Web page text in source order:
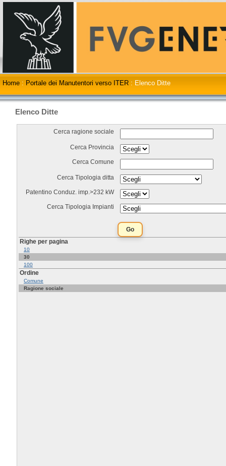
Home : Portale dei Manutentori verso ITER : Elenco Ditte
Elenco Ditte
Cerca ragione sociale
Cerca Provincia
Cerca Comune
Cerca Tipologia ditta
Patentino Conduz. imp.>232 kW
Cerca Tipologia Impianti
Righe per pagina
10
30
100
Ordine
Comune
Ragione sociale